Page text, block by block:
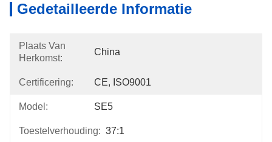
Gedetailleerde Informatie
Plaats Van
Herkomst:
China
Certificering: CE, ISO9001
Model: SE5
Toestelverhouding: 37:1